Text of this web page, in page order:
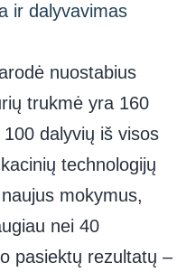
ir dalyvavimas
nuostabius
trukmė yra 160
dalyvių iš visos
technologijų
mokymus,
nei 40
pasiektų rezultatų –